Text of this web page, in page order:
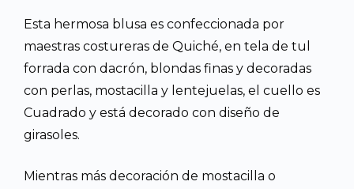
Esta hermosa blusa es confeccionada por
maestras costureras de Quiché, en tela de tul
forrada con dacrón, blondas finas y decoradas
con perlas, mostacilla y lentejuelas, el cuello es
Cuadrado y está decorado con diseño de
girasoles.
Mientras más decoración de mostacilla o